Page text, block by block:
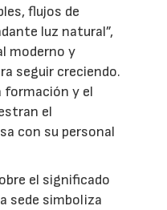
flujos de
luz natural”,
moderno y
seguir creciendo.
formación y el
el
con su personal
el significado
sede simboliza